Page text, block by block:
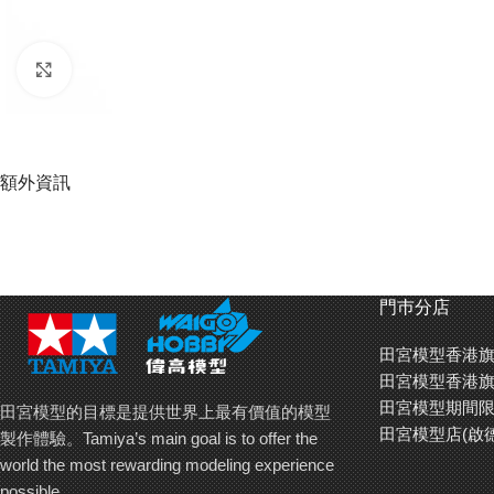
額外資訊
田宮模型的目標是提供世界上最有價值的模型
製作體驗。Tamiya’s main goal is to offer the
world the most rewarding modeling experience
門巿分店
田宮模型香港
田宮模型香港
田宮模型期間
田宮模型店(啟